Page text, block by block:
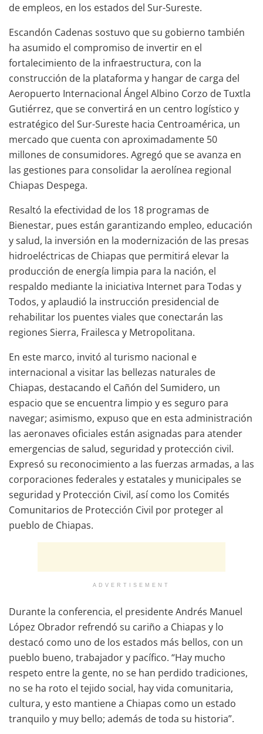
de empleos, en los estados del Sur-Sureste.
Escandón Cadenas sostuvo que su gobierno también
ha asumido el compromiso de invertir en el
fortalecimiento de la infraestructura, con la
construcción de la plataforma y hangar de carga del
Aeropuerto Internacional Ángel Albino Corzo de Tuxtla
Gutiérrez, que se convertirá en un centro logístico y
estratégico del Sur-Sureste hacia Centroamérica, un
mercado que cuenta con aproximadamente 50
millones de consumidores. Agregó que se avanza en
las gestiones para consolidar la aerolínea regional
Chiapas Despega.
Resaltó la efectividad de los 18 programas de
Bienestar, pues están garantizando empleo, educación
y salud, la inversión en la modernización de las presas
hidroeléctricas de Chiapas que permitirá elevar la
producción de energía limpia para la nación, el
respaldo mediante la iniciativa Internet para Todas y
Todos, y aplaudió la instrucción presidencial de
rehabilitar los puentes viales que conectarán las
regiones Sierra, Frailesca y Metropolitana.
En este marco, invitó al turismo nacional e
internacional a visitar las bellezas naturales de
Chiapas, destacando el Cañón del Sumidero, un
espacio que se encuentra limpio y es seguro para
navegar; asimismo, expuso que en esta administración
las aeronaves oficiales están asignadas para atender
emergencias de salud, seguridad y protección civil.
Expresó su reconocimiento a las fuerzas armadas, a las
corporaciones federales y estatales y municipales se
seguridad y Protección Civil, así como los Comités
Comunitarios de Protección Civil por proteger al
pueblo de Chiapas.
ADVERTISEMENT
Durante la conferencia, el presidente Andrés Manuel
López Obrador refrendó su cariño a Chiapas y lo
destacó como uno de los estados más bellos, con un
pueblo bueno, trabajador y pacífico. “Hay mucho
respeto entre la gente, no se han perdido tradiciones,
no se ha roto el tejido social, hay vida comunitaria,
cultura, y esto mantiene a Chiapas como un estado
tranquilo y muy bello; además de toda su historia”.